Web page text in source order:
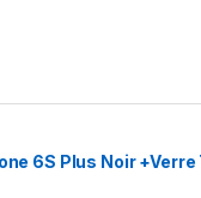
6S Plus Noir